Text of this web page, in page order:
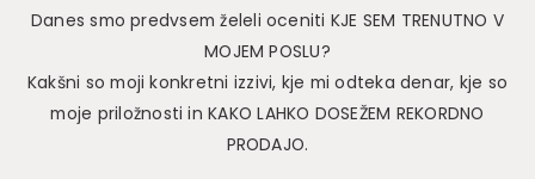
Danes smo predvsem želeli oceniti KJE SEM TRENUTNO V
MOJEM POSLU?
Kakšni so moji konkretni izzivi, kje mi odteka denar, kje so
moje priložnosti in KAKO LAHKO DOSEŽEM REKORDNO
PRODAJO.